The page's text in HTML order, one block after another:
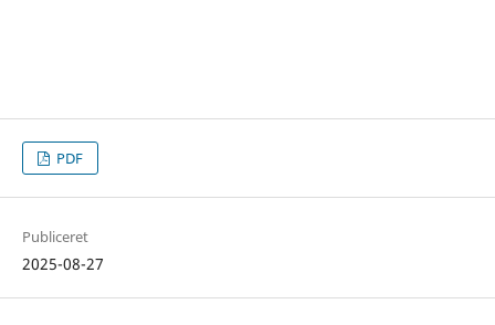
PDF
Publiceret
2025-08-27